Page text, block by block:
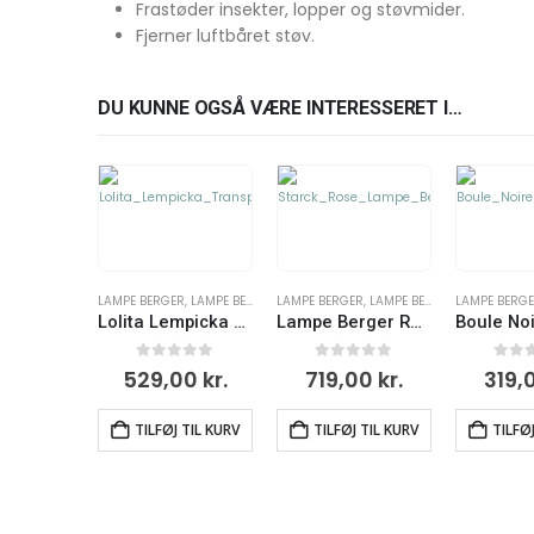
Frastøder insekter, lopper og støvmider.
Fjerner luftbåret støv.
DU KUNNE OGSÅ VÆRE INTERESSERET I…
LAMPE BERGER, LAMPE BERGER LAMPER ,MAISON BERGER MAISON
Lolita Lempicka Transparent – Lampe Berger
0ud af 5
529,00 kr.
TILFØJ TIL KURV
LAMPE BERGER, LAMPE BERGER LAMPER ,
Lampe Berger Rose By Starck startsæt – Maison Berger
0ud af 5
719,00 kr.
TILFØJ TIL KURV
LAMPE
0ud